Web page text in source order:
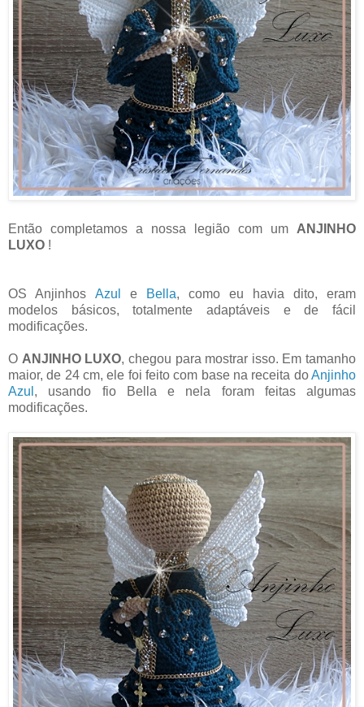
Então completamos a nossa legião com um ANJINHO
LUXO !
OS Anjinhos Azul e Bella, como eu havia dito, eram
modelos básicos, totalmente adaptáveis e de fácil
modificações.
O ANJINHO LUXO, chegou para mostrar isso. Em tamanho
maior, de 24 cm, ele foi feito com base na receita doAnjinho
Azul , usando fio Bella e nela foram feitas algumas
modificações.